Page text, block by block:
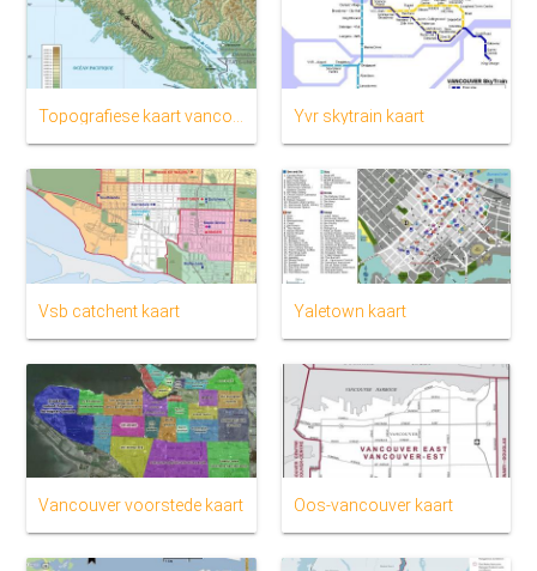
Topografiese kaart vancouver eiland Yvr skytrain kaart
Vsb catchent kaart Yaletown kaart
Vancouver voorstede kaart Oos-vancouver kaart